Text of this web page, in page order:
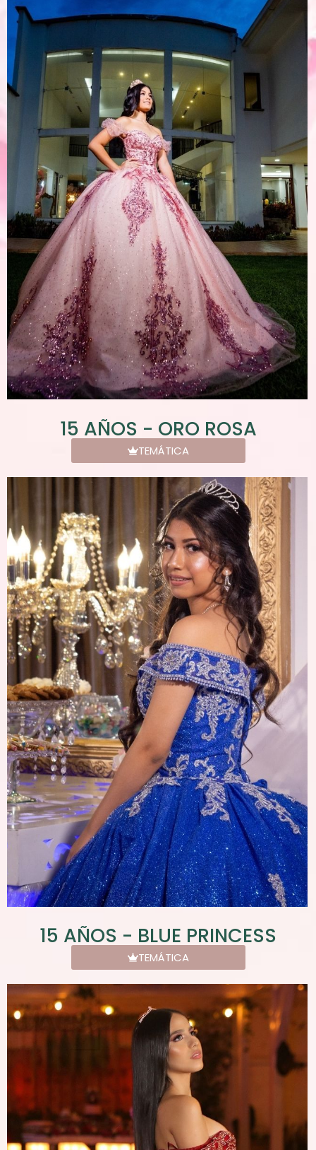
15 AÑOS - ORO ROSA
TEMÁTICA
15 AÑOS - BLUE PRINCESS
TEMÁTICA